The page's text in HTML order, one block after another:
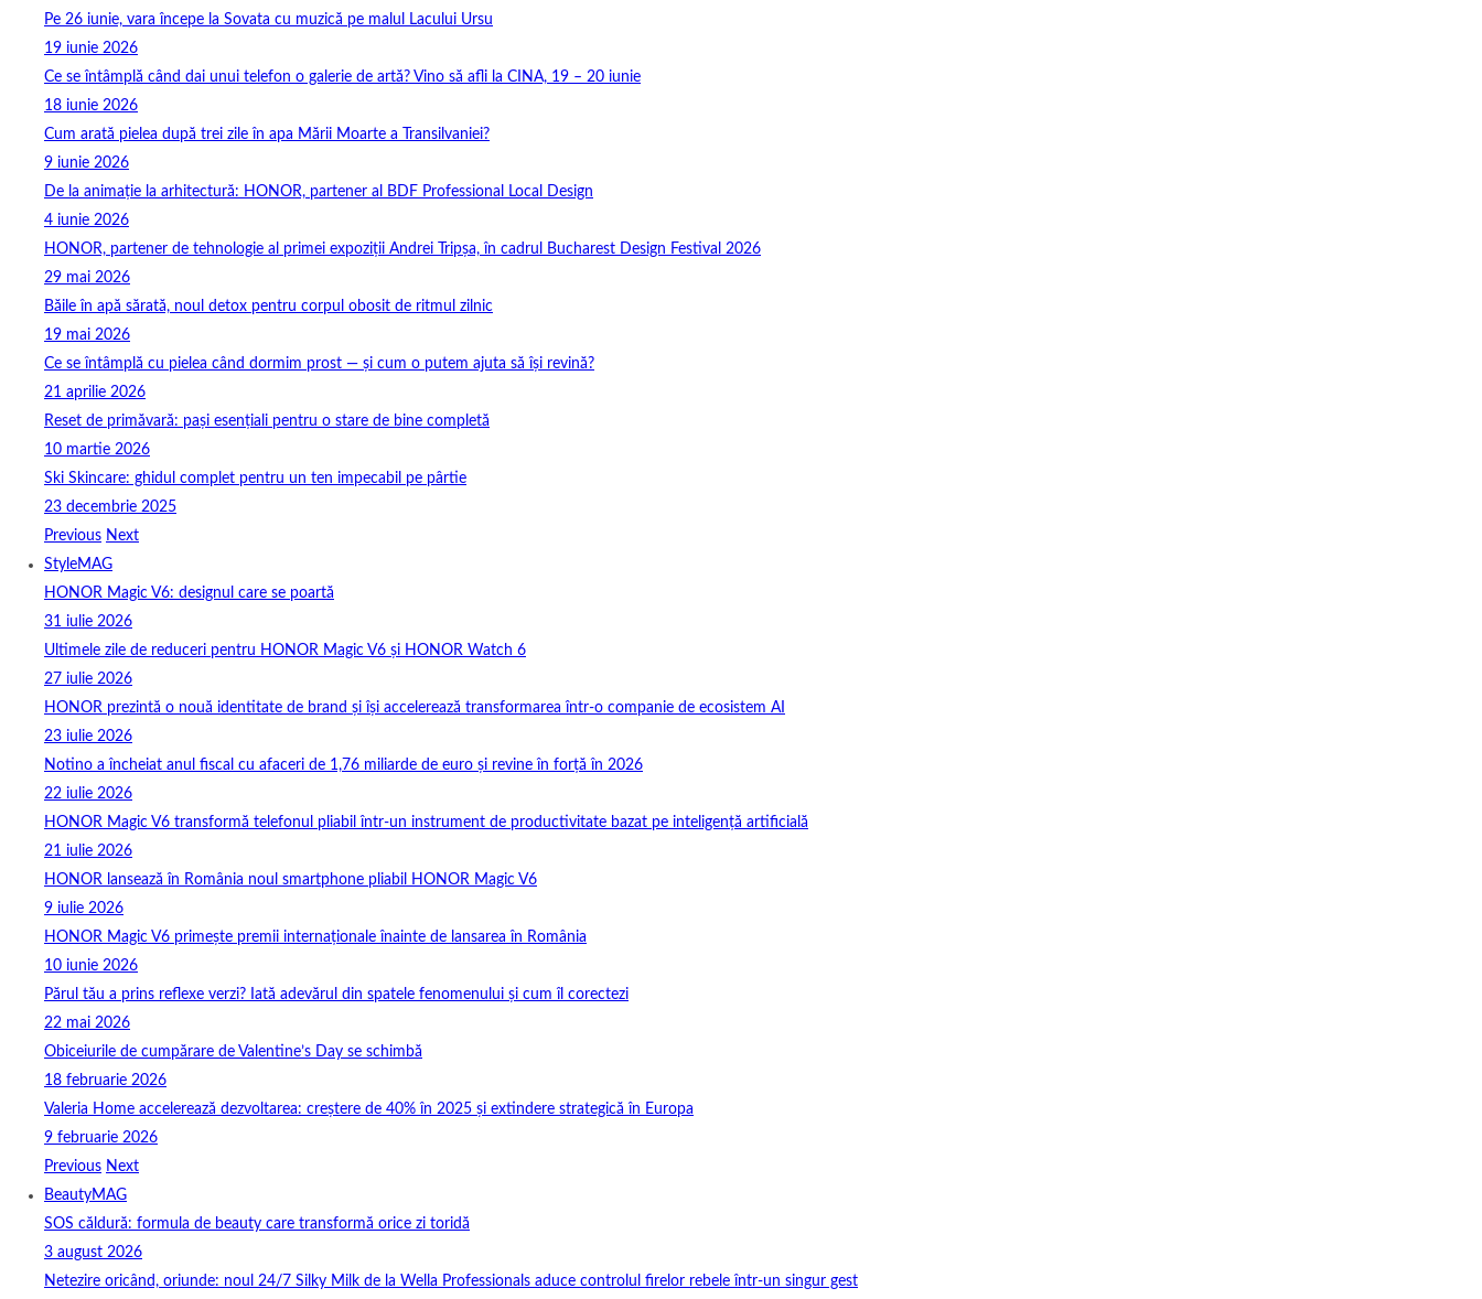
Pe 26 iunie, vara începe la Sovata cu muzică pe malul Lacului Ursu
19 iunie 2026
Ce se întâmplă când dai unui telefon o galerie de artă? Vino să afli la CINA, 19 – 20 iunie
18 iunie 2026
Cum arată pielea după trei zile în apa Mării Moarte a Transilvaniei?
9 iunie 2026
De la animație la arhitectură: HONOR, partener al BDF Professional Local Design
4 iunie 2026
HONOR, partener de tehnologie al primei expoziții Andrei Tripșa, în cadrul Bucharest Design Festival 2026
29 mai 2026
Băile în apă sărată, noul detox pentru corpul obosit de ritmul zilnic
19 mai 2026
Ce se întâmplă cu pielea când dormim prost — și cum o putem ajuta să își revină?
21 aprilie 2026
Reset de primăvară: pași esențiali pentru o stare de bine completă
10 martie 2026
Ski Skincare: ghidul complet pentru un ten impecabil pe pârtie
23 decembrie 2025
Previous Next
StyleMAG
HONOR Magic V6: designul care se poartă
31 iulie 2026
Ultimele zile de reduceri pentru HONOR Magic V6 și HONOR Watch 6
27 iulie 2026
HONOR prezintă o nouă identitate de brand și își accelerează transformarea într-o companie de ecosistem AI
23 iulie 2026
Notino a încheiat anul fiscal cu afaceri de 1,76 miliarde de euro și revine în forță în 2026
22 iulie 2026
HONOR Magic V6 transformă telefonul pliabil într-un instrument de productivitate bazat pe inteligență artificială
21 iulie 2026
HONOR lansează în România noul smartphone pliabil HONOR Magic V6
9 iulie 2026
HONOR Magic V6 primește premii internaționale înainte de lansarea în România
10 iunie 2026
Părul tău a prins reflexe verzi? Iată adevărul din spatele fenomenului și cum îl corectezi
22 mai 2026
Obiceiurile de cumpărare de Valentine’s Day se schimbă
18 februarie 2026
Valeria Home accelerează dezvoltarea: creștere de 40% în 2025 și extindere strategică în Europa
9 februarie 2026
Previous Next
BeautyMAG
SOS căldură: formula de beauty care transformă orice zi toridă
3 august 2026
Netezire oricând, oriunde: noul 24/7 Silky Milk de la Wella Professionals aduce controlul firelor rebele într-un singur gest